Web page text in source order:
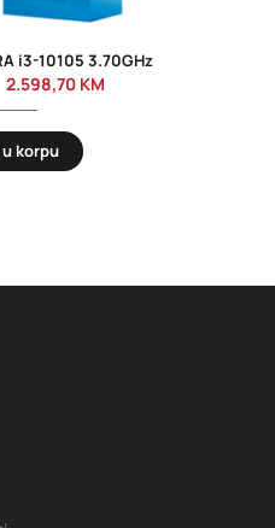
i3-10105 3.70GHz
2.598,70 KM
korpu